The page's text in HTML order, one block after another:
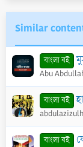
Similar
বাংলা বই
Abu
বাংলা বই
বাংলা বই